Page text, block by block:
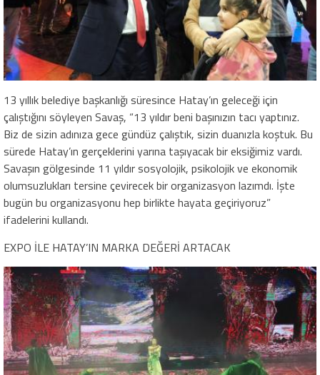
13 yıllık belediye başkanlığı süresince Hatay’ın geleceği için
çalıştığını söyleyen Savaş, “13 yıldır beni başınızın tacı yaptınız.
Biz de sizin adınıza gece gündüz çalıştık, sizin duanızla koştuk. Bu
sürede Hatay’ın gerçeklerini yarına taşıyacak bir eksiğimiz vardı.
Savaşın gölgesinde 11 yıldır sosyolojik, psikolojik ve ekonomik
olumsuzlukları tersine çevirecek bir organizasyon lazımdı. İşte
bugün bu organizasyonu hep birlikte hayata geçiriyoruz”
ifadelerini kullandı.
EXPO İLE HATAY’IN MARKA DEĞERİ ARTACAK